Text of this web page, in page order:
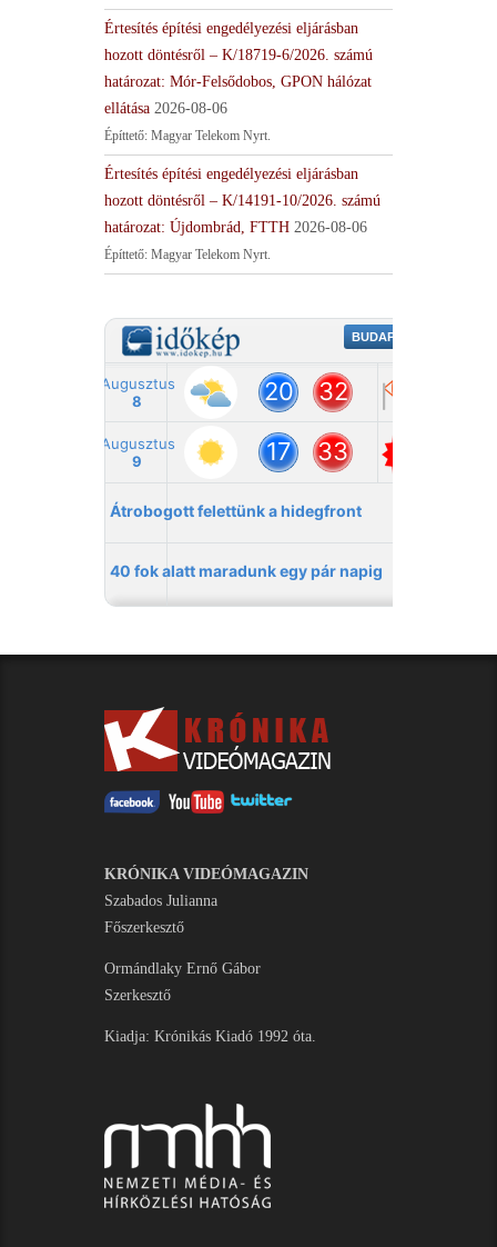
Értesítés építési engedélyezési eljárásban
hozott döntésről – K/18719-6/2026. számú
határozat: Mór-Felsődobos, GPON hálózat
ellátása 2026-08-06
Építtető: Magyar Telekom Nyrt.
Értesítés építési engedélyezési eljárásban
hozott döntésről – K/14191-10/2026. számú
határozat: Újdombrád, FTTH 2026-08-06
Építtető: Magyar Telekom Nyrt.
KRÓNIKA VIDEÓMAGAZIN
Szabados Julianna
Főszerkesztő
Ormándlaky Ernő Gábor
Szerkesztő
Kiadja: Krónikás Kiadó 1992 óta.